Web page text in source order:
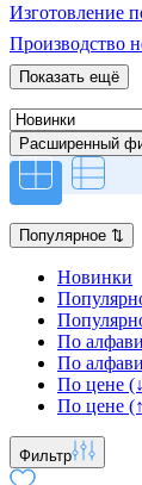
Изготовление
Производство
Показать ещё
Расширенный
Популярное ⇅
Новинки
По
По
По цене
По цене
Фильтр